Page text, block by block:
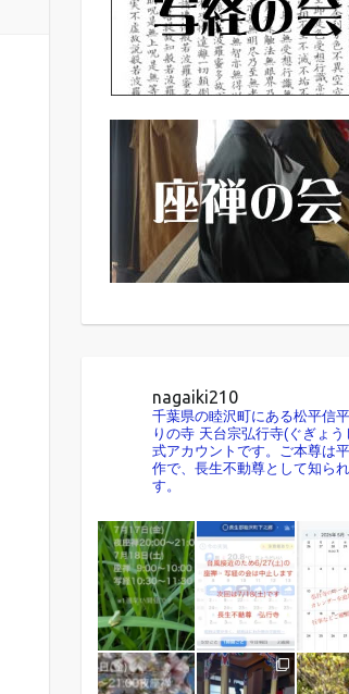
nagaiki210
千葉県の睦沢町にある松平信
りの寺 天台宗弘行寺(ぐぎょう
式アカウントです。ご本尊は
作で、長生不動尊として知ら
す。